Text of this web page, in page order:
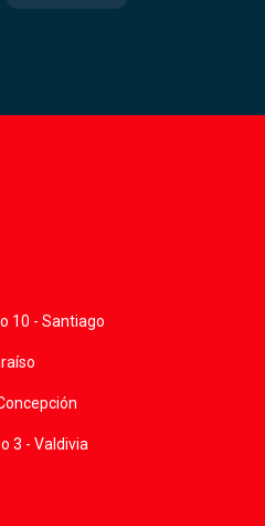
10 - Santiago
3 - Valdivia